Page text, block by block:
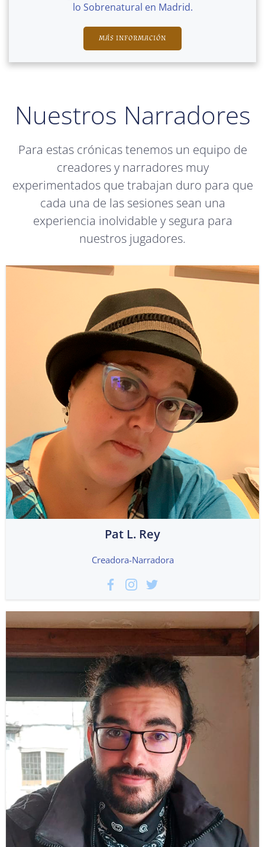
lo Sobrenatural en Madrid.
MÁS INFORMACIÓN
Nuestros Narradores
Para estas crónicas tenemos un equipo de
creadores y narradores muy
experimentados que trabajan duro para que
cada una de las sesiones sean una
experiencia inolvidable y segura para
nuestros jugadores.
Pat L. Rey
Creadora-Narradora